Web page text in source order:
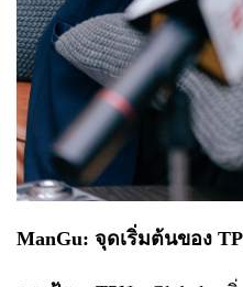
ManGu: จุดเริ่มต้นของ